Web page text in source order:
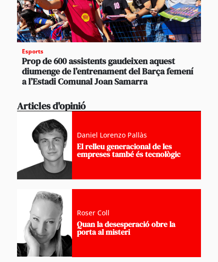
Esports
Prop de 600 assistents gaudeixen aquest
diumenge de l’entrenament del Barça femení
a l’Estadi Comunal Joan Samarra
Articles d'opinió
Daniel Lorenzo Pallàs
El relleu generacional de les
empreses també és tecnològic
Roser Coll
Quan la desesperació obre la
porta al misteri